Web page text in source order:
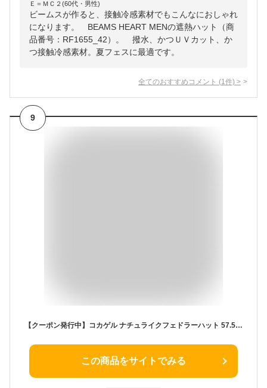
Ｅ＝ＭＣ２(60代・男性)
ビームスが作ると、接触冷感素材でもこんなにおしゃれ
になります。 BEAMS HEART MENの遮熱ハット（商
品番号：RF1655_42）。 撥水、かつＵＶカット、か
つ接触冷感素材。夏フェスに最適です。
全てのおすすめコメント (1 件) >
9
【クーポン発行中】コカゲル ナチュライクフェドラーハット 57.5cm 59cm CC2N807 遮熱 UVカット 近赤外線カット 接触冷感 帽子 ハット メンズ レディース ユニセックス 夏 暑さ対策【メール便送料無料】
この商品をサイトでみる